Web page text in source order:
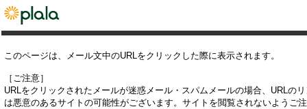
このページは、メール文中のURLをクリックした際に表示されます。
［ご注意］
URLをクリックされたメールが迷惑メール・スパムメールの場合、URLの
は悪意のあるサイトの可能性がございます。サイトを閲覧されないようご